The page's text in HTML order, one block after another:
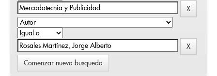
Comenzar nueva busqueda